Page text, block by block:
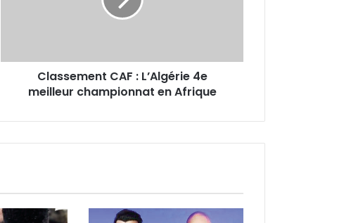
Afrique
Classement CAF : L’Algérie 4e
meilleur championnat en Afrique